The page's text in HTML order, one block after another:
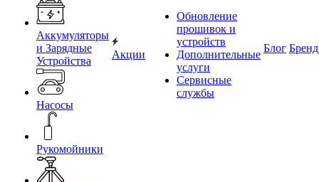
Аккумуляторы
и Зарядные
Устройства
Насосы
Рукомойники
Акции
Обновление
прошивок и
устройств
Дополнительные
услуги
Сервисные
службы
Блог